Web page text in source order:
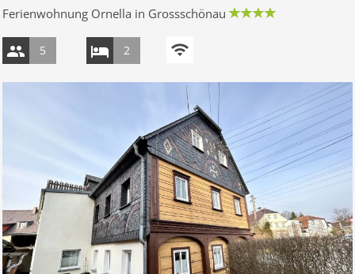
Ferienwohnung Ornella in Grossschönau
5 2